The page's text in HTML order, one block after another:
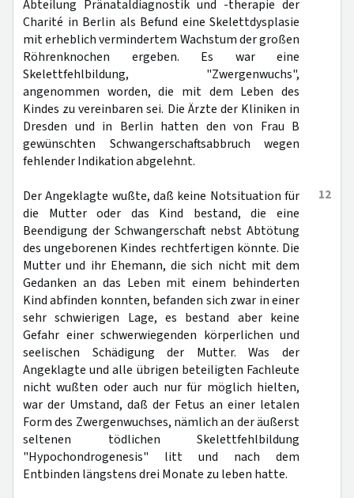
Abteilung Pränataldiagnostik und -therapie der
Charité in Berlin als Befund eine Skelettdysplasie
mit erheblich vermindertem Wachstum der großen
Röhrenknochen ergeben. Es war eine
Skelettfehlbildung, "Zwergenwuchs",
angenommen worden, die mit dem Leben des
Kindes zu vereinbaren sei. Die Ärzte der Kliniken in
Dresden und in Berlin hatten den von Frau B
gewünschten Schwangerschaftsabbruch wegen
fehlender Indikation abgelehnt.
12
Der Angeklagte wußte, daß keine Notsituation für
die Mutter oder das Kind bestand, die eine
Beendigung der Schwangerschaft nebst Abtötung
des ungeborenen Kindes rechtfertigen könnte. Die
Mutter und ihr Ehemann, die sich nicht mit dem
Gedanken an das Leben mit einem behinderten
Kind abfinden konnten, befanden sich zwar in einer
sehr schwierigen Lage, es bestand aber keine
Gefahr einer schwerwiegenden körperlichen und
seelischen Schädigung der Mutter. Was der
Angeklagte und alle übrigen beteiligten Fachleute
nicht wußten oder auch nur für möglich hielten,
war der Umstand, daß der Fetus an einer letalen
Form des Zwergenwuchses, nämlich an der äußerst
seltenen tödlichen Skelettfehlbildung
"Hypochondrogenesis" litt und nach dem
Entbinden längstens drei Monate zu leben hatte.